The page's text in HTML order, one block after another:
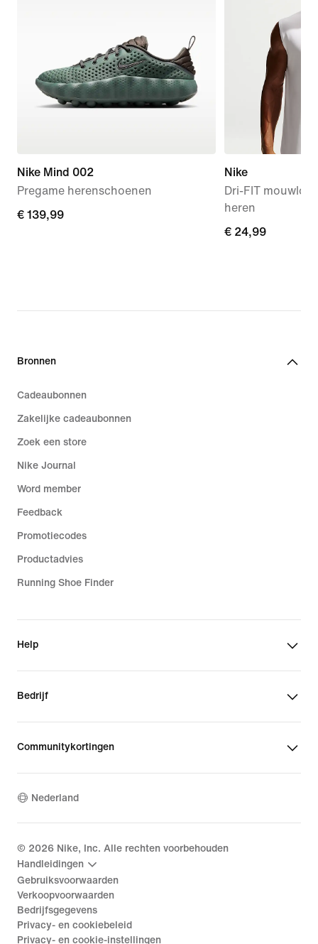
Nike Mind 002
Pregame herenschoenen
€ 139,99
€ 139,99
Nike
Dri-FIT
heren
€ 24,99
€ 24,99
Bronnen
Cadeaubonnen
Zakelijke cadeaubonnen
Zoek een store
Nike Journal
Word member
Feedback
Promotiecodes
Productadvies
Running Shoe Finder
Help
Bedrijf
Communitykortingen
Nederland
© 2026 Nike, Inc. Alle rechten voorbehouden
Handleidingen
Gebruiksvoorwaarden
Verkoopvoorwaarden
Bedrijfsgegevens
Privacy- en cookiebeleid
Privacy- en cookie-instellingen